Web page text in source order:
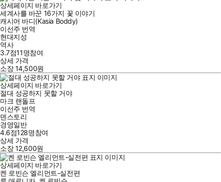
상세페이지 바로가기
세계사를 바꾼 16가지 꽃 이야기
캐시어 바디(Kasia Boddy)
이선주 번역
현대지성
역사
3.7점11명참여
상세 가격
소장14,500원
상세페이지 바로가기
절대 성공하지 못할 거야
마크 랜돌프
이선주 번역
덴스토리
경영일반
4.6점128명참여
상세 가격
소장12,600원
상세페이지 바로가기
켄 로빈슨 엘리먼트-실전편